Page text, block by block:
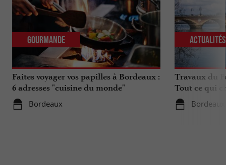
Faites voyager vos papilles à Bordeaux :
6 adresses "cuisine du monde"
Bordeaux
Gourmande
Travaux du
Tout ce qui
Bordeaux
Actualités